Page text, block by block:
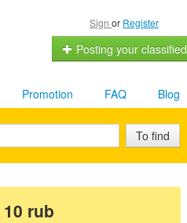
Sign or Register
Posting your classified
Blog
FAQ
Promotion
To find
10 rub